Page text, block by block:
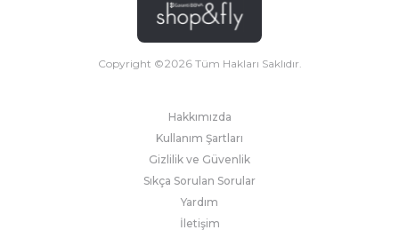
Copyright ©2026Tüm Hakları Saklıdır.
Hakkımızda
Kullanım Şartları
Gizlilik ve Güvenlik
Sıkça Sorulan Sorular
Yardım
İletişim